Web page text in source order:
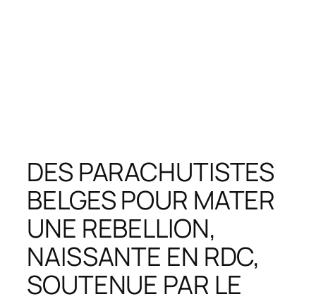
DES PARACHUTISTES
BELGES POUR MATER
UNE REBELLION,
NAISSANTE EN RDC,
SOUTENUE PAR LE